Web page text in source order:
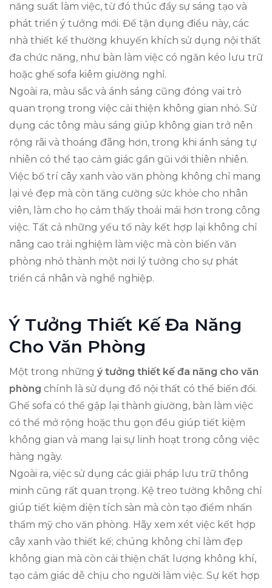
năng suất làm việc, từ đó thúc đẩy sự sáng tạo và
phát triển ý tưởng mới. Để tận dụng điều này, các
nhà thiết kế thường khuyến khích sử dụng nội thất
đa chức năng, như bàn làm việc có ngăn kéo lưu trữ
hoặc ghế sofa kiêm giường nghỉ.
Ngoài ra, màu sắc và ánh sáng cũng đóng vai trò
quan trọng trong việc cải thiện không gian nhỏ. Sử
dụng các tông màu sáng giúp không gian trở nên
rộng rãi và thoáng đãng hơn, trong khi ánh sáng tự
nhiên có thể tạo cảm giác gần gũi với thiên nhiên.
Việc bố trí cây xanh vào văn phòng không chỉ mang
lại vẻ đẹp mà còn tăng cường sức khỏe cho nhân
viên, làm cho họ cảm thấy thoải mái hơn trong công
việc. Tất cả những yếu tố này kết hợp lại không chỉ
nâng cao trải nghiệm làm việc mà còn biến văn
phòng nhỏ thành một nơi lý tưởng cho sự phát
triển cá nhân và nghề nghiệp.
Ý Tưởng Thiết Kế Đa Năng
Cho Văn Phòng
Một trong những ý tưởng thiết kế đa năng cho văn
phòng chính là sử dụng đồ nội thất có thể biến đổi.
Ghế sofa có thể gập lại thành giường, bàn làm việc
có thể mở rộng hoặc thu gọn đều giúp tiết kiệm
không gian và mang lại sự linh hoạt trong công việc
hàng ngày.
Ngoài ra, việc sử dụng các giải pháp lưu trữ thông
minh cũng rất quan trọng. Kệ treo tường không chỉ
giúp tiết kiệm diện tích sàn mà còn tạo điểm nhấn
thẩm mỹ cho văn phòng. Hãy xem xét việc kết hợp
cây xanh vào thiết kế; chúng không chỉ làm đẹp
không gian mà còn cải thiện chất lượng không khí,
tạo cảm giác dễ chịu cho người làm việc. Sự kết hợp